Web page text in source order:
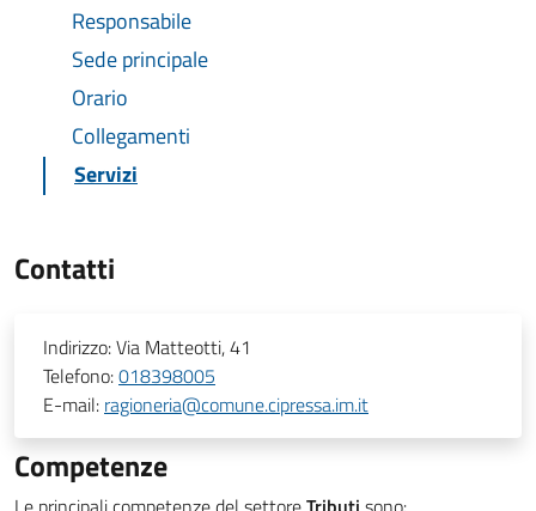
Responsabile
Sede principale
Orario
Collegamenti
Servizi
Contatti
Indirizzo:Via Matteotti, 41
Telefono:018398005
E-mail: ragioneria@comune.cipressa.im.it
Competenze